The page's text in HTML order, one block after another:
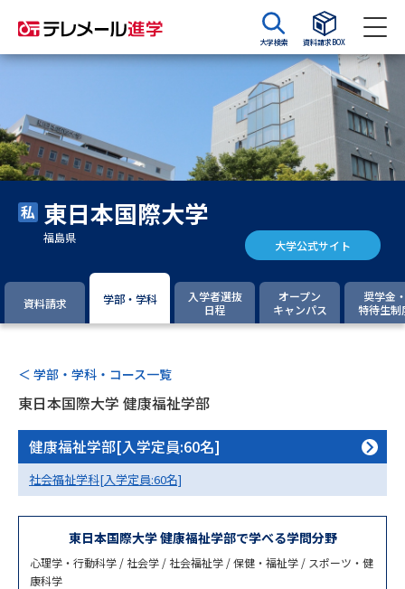
大学検索 資料請求BOX
資料検索
大学・短大の資料種類から請求
大学パンフ
大学入学共通テスト利用選抜の
過去問題集
専門学校の資料請求
留学・進学関連、塾・予備校
大学入学共通テスト「受験案
内」の請求
大学入学共通テスト「受験上の
配慮案内」の請求
幼稚園教員資格認定試験 小学校教員資格認定試験
東日本国際大学
福島県 大学公式サイト
資料請求 学部・学科
入学者選抜
日程
オープン
キャンパス
奨学金
特待生制
＜ 学部・学科・コース一覧
東日本国際大学 健康福祉学部
健康福祉学部[入学定員:60名]
社会福祉学科[入学定員:60名]
東日本国際大学 健康福祉学部で学べる学問分野
心理学・行動科学 / 社会学 / 社会福祉学 / 保健・福祉学 / スポーツ・健
康科学